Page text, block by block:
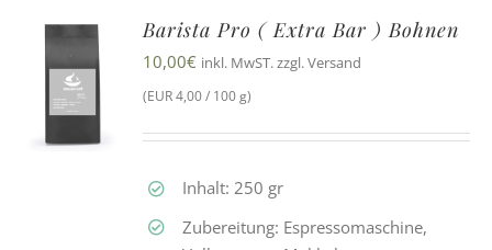
Barista Pro ( Extra Bar ) Bohnen
10,00€ inkl. MwST. zzgl. Versand
(EUR 4,00 / 100 g)
Inhalt: 250 gr
Zubereitung: Espressomaschine,